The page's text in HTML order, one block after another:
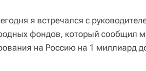
я встречался с
фондов, который сообщил
на Россию на 1 миллиард